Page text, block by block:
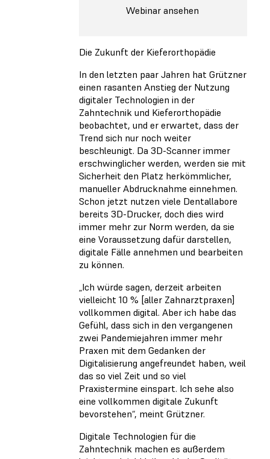
Webinar ansehen
Die Zukunft der Kieferorthopädie
In den letzten paar Jahren hat Grützner
einen rasanten Anstieg der Nutzung
digitaler Technologien in der
Zahntechnik und Kieferorthopädie
beobachtet, und er erwartet, dass der
Trend sich nur noch weiter
beschleunigt. Da 3D-Scanner immer
erschwinglicher werden, werden sie mit
Sicherheit den Platz herkömmlicher,
manueller Abdrucknahme einnehmen.
Schon jetzt nutzen viele Dentallabore
bereits 3D-Drucker, doch dies wird
immer mehr zur Norm werden, da sie
eine Voraussetzung dafür darstellen,
digitale Fälle annehmen und bearbeiten
zu können.
„Ich würde sagen, derzeit arbeiten
vielleicht 10 % [aller Zahnarztpraxen]
vollkommen digital. Aber ich habe das
Gefühl, dass sich in den vergangenen
zwei Pandemiejahren immer mehr
Praxen mit dem Gedanken der
Digitalisierung angefreundet haben, weil
das so viel Zeit und so viel
Praxistermine einspart. Ich sehe also
eine vollkommen digitale Zukunft
bevorstehen“, meint Grützner.
Digitale Technologien für die
Zahntechnik machen es außerdem